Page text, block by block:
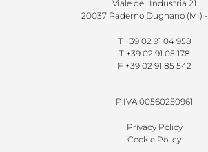
Viale dell'Industria 21
20037 Paderno Dugnano (MI)
T +39 02 91 04 958
T +39 02 91 05 178
F +39 02 91 85 542
P.IVA 00560250961
Privacy Policy
Cookie Policy